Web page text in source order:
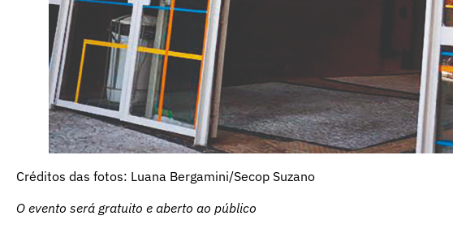
Créditos das fotos: Luana Bergamini/Secop Suzano
O evento será gratuito e aberto ao público